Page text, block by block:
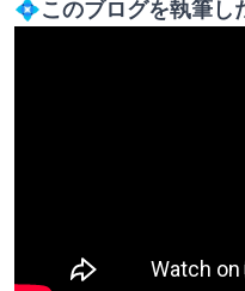
💠このブログを執筆し